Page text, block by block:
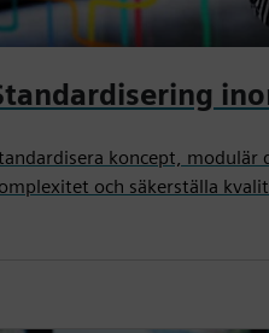
koncept,
och säkerställa